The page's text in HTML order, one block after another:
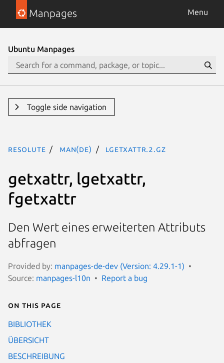
Manpages Menu
Ubuntu Manpages
Toggle side navigation
resolute man(de) lgetxattr.2.gz
getxattr, lgetxattr,
fgetxattr
Den Wert eines erweiterten Attributs
abfragen
Provided by: manpages-de-dev (Version: 4.29.1-1)
Source: manpages-l10n Report a bug
On this page
BIBLIOTHEK
ÜBERSICHT
BESCHREIBUNG